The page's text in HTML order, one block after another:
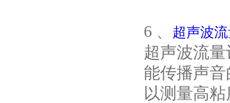
6 、 超声波
超声波流
能传播声
以测量高